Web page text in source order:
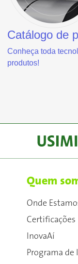
Catálogo de
Conheça toda
produtos!
Quem
Onde
Certificações
InovaAí
Programa de